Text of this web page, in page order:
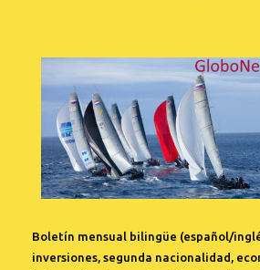
Boletín mensual bilingüe (español/
inversiones, segunda nacionalidad,